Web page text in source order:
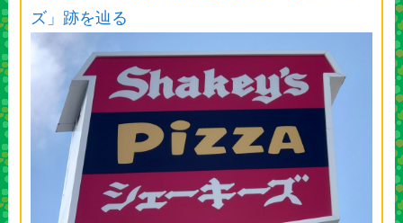
ズ」跡を辿る